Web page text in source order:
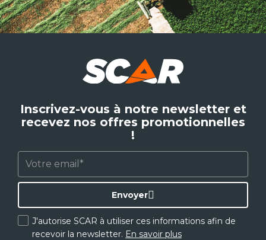
Inscrivez-vous à notre newsletter et
recevez nos offres promotionnelles
!
J'autorise SCAR à utiliser ces informations afin de
recevoir la newsletter. En savoir plus
Envoyer